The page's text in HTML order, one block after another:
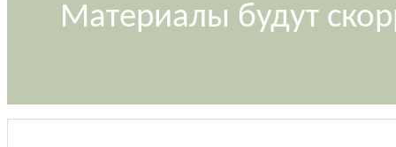
Материалы будут